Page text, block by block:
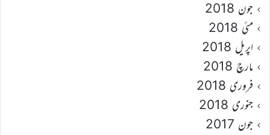
جون 2018
مئی 2018
اپریل 2018
مارچ 2018
فروری 2018
جنوری 2018
جون 2017